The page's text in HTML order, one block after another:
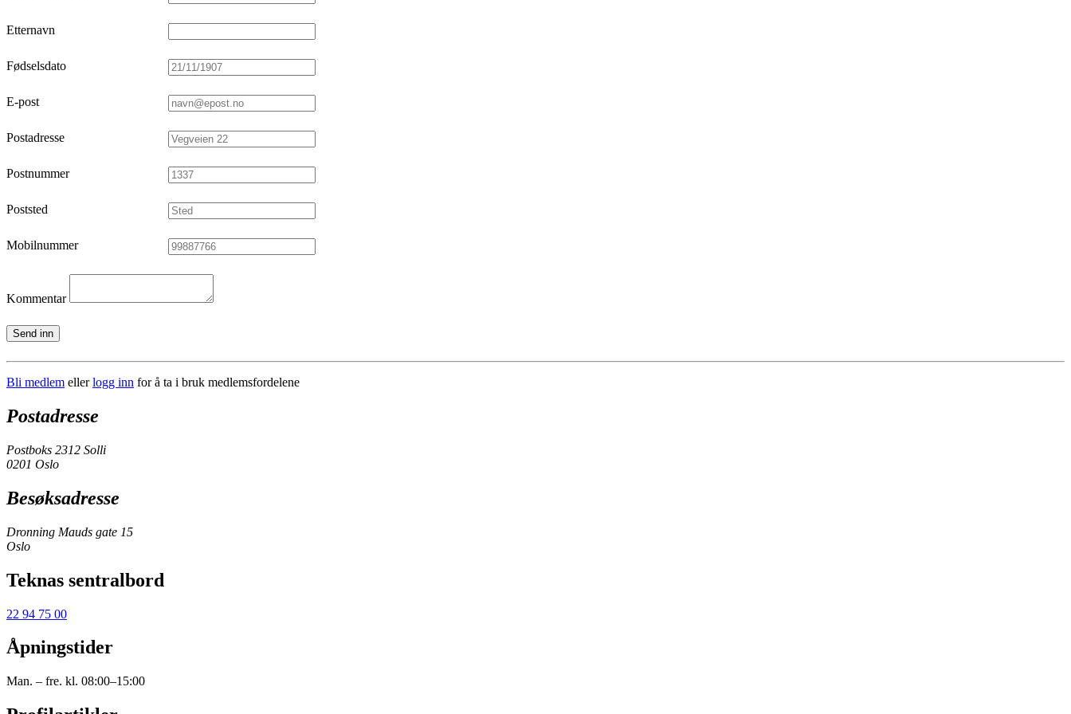
Etternavn
Fødselsdato
E-post
Postadresse
Postnummer
Poststed
Mobilnummer
Kommentar
Send inn
Bli medlem ellerlogg inn for å ta i bruk medlemsfordelene
Postadresse
Postboks 2312 Solli
0201 Oslo
Besøksadresse
Dronning Mauds gate 15
Oslo
Teknas sentralbord
22 94 75 00
Åpningstider
Man. – fre. kl. 08:00–15:00